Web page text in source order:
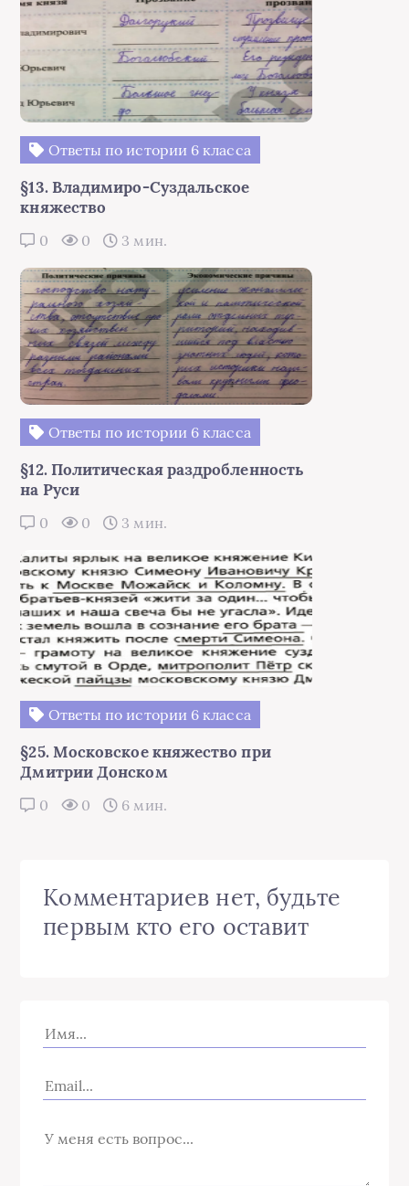
Ответы по истории 6 класса
§13. Владимиро-Суздальское
княжество
0 0 3 мин.
Ответы по истории 6 класса
§12. Политическая раздробленность
на Руси
0 0 3 мин.
Ответы по истории 6 класса
§25. Московское княжество при
Дмитрии Донском
0 0 6 мин.
Комментариев нет, будьте
первым кто его оставит